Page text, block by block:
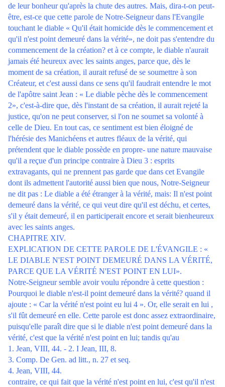
de leur bonheur qu'après la chute des autres. Mais, dira-t-on peut-
être, est-ce que cette parole de Notre-Seigneur dans l'Evangile
touchant le diable « Qu'il était homicide dès le commencement et
qu'il n'est point demeuré dans la vérité», ne doit pas s'entendre du
commencement de la création? et à ce compte, le diable n'aurait
jamais été heureux avec les saints anges, parce que, dès le
moment de sa création, il aurait refusé de se soumettre à son
Créateur, et c'est aussi dans ce sens qu'il faudrait entendre le mot
de l'apôtre saint Jean : « Le diable pèche dès le commencement
2», c'est-à-dire que, dès l'instant de sa création, il aurait rejeté la
justice, qu'on ne peut conserver, si l'on ne soumet sa volonté à
celle de Dieu. En tout cas, ce sentiment est bien éloigné de
l'hérésie des Manichéens et autres fléaux de la vérité, qui
prétendent que le diable possède en propre- une nature mauvaise
qu'il a reçue d'un principe contraire à Dieu 3 : esprits
extravagants, qui ne prennent pas garde que dans cet Evangile
dont ils admettent l'autorité aussi bien que nous, Notre-Seigneur
ne dit pas : Le diable a été étranger à la vérité, mais: Il n'est point
demeuré dans la vérité, ce qui veut dire qu'il est déchu, et certes,
s'il y était demeuré, il en participerait encore et serait bienheureux
avec les saints anges.
CHAPITRE XIV.
EXPLICATION DE CETTE PAROLE DE L'ÉVANGILE : «
LE DIABLE N'EST POINT DEMEURÉ DANS LA VÉRITÉ,
PARCE QUE LA VÉRITÉ N'EST POINT EN LUI».
Notre-Seigneur semble avoir voulu répondre à cette question :
Pourquoi le diable n'est-il point demeuré dans la vérité? quand il
ajoute : « Car la vérité n'est point eu lui 4 ». Or, elle serait en lui ,
s'il fût demeuré en elle. Cette parole est donc assez extraordinaire,
puisqu'elle paraît dire que si le diable n'est point demeuré dans la
vérité, c'est que la vérité n'est point en lui; tandis qu'au
1. Jean, VIII, 44. - 2. I Jean, III, 8.
3. Comp. De Gen. ad litt., n. 27 et seq.
4. Jean, VIII, 44.
contraire, ce qui fait que la vérité n'est point en lui, c'est qu'il n'est